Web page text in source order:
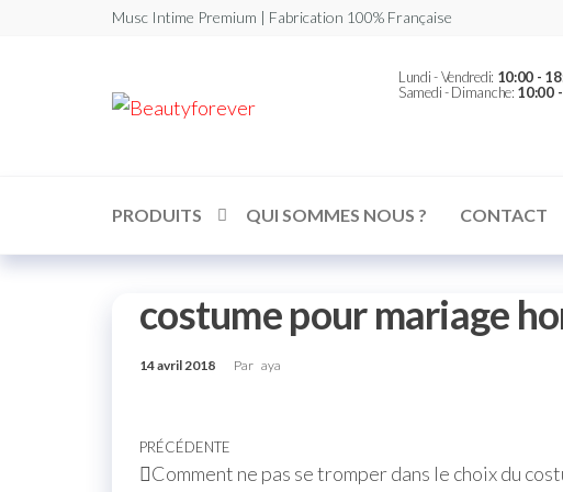
Musc Intime Premium | Fabrication 100% Française
Beautyforever
Lundi - Vendredi: 10:00 -
Samedi - Dimanche: 10:00
PRODUITS QUI SOMMES NOUS ? CONTACT
costume pour mariage
14 avril 2018 Par aya
PRÉCÉDENTE
Comment ne pas se tromper dans le choix du